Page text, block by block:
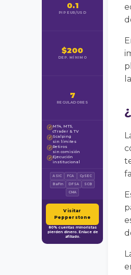
0.1
PIP EUR/USD
$200
DEP. MÍNIMO
7
REGULADORES
✓ MT4, MT5,
cTrader & TV
✓ Scalping
sin límites
✓ Retiros
sin comisión
✓ Ejecución
institucional
ASIC FCA
CySEC
BaFin
DFSA
SCB
CMA
Visitar
Pepperstone
80% cuentas minoristas
pierden dinero. Enlace de
afiliado.